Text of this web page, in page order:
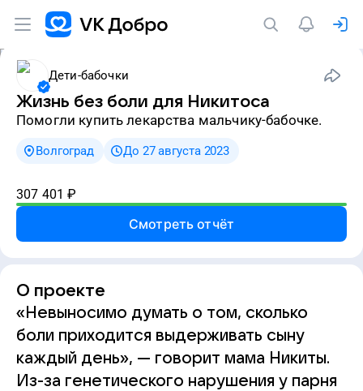
Дети-бабочки
Жизнь без боли для Никитоса
Помогли купить лекарства мальчику-бабочке.
Волгоград До 27 августа 2023
307 401 ₽
Смотреть отчёт
О проекте
«Невыносимо думать о том, сколько
боли приходится выдерживать сыну
каждый день», — говорит мама Никиты.
Из-за генетического нарушения у парня